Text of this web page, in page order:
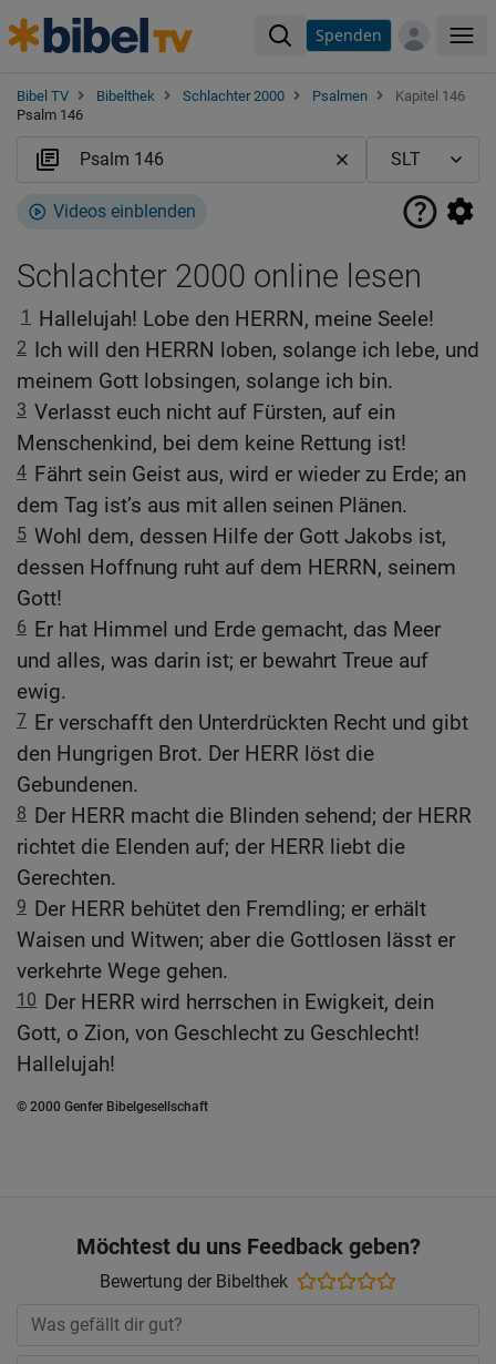
Spenden
Bibel TV Bibelthek Schlachter 2000 Psalmen
Kapitel 146
Psalm 146
Videos einblenden
Schlachter 2000 online lesen
1 Hallelujah! Lobe den HERRN, meine Seele!
2 Ich will den HERRN loben, solange ich lebe, und
meinem Gott lobsingen, solange ich bin.
3 Verlasst euch nicht auf Fürsten, auf ein
Menschenkind, bei dem keine Rettung ist!
4 Fährt sein Geist aus, wird er wieder zu Erde; an
dem Tag ist’s aus mit allen seinen Plänen.
5 Wohl dem, dessen Hilfe der Gott Jakobs ist,
dessen Hoffnung ruht auf dem HERRN, seinem
Gott!
6 Er hat Himmel und Erde gemacht, das Meer
und alles, was darin ist; er bewahrt Treue auf
ewig.
7 Er verschafft den Unterdrückten Recht und gibt
den Hungrigen Brot. Der HERR löst die
Gebundenen.
8 Der HERR macht die Blinden sehend; der HERR
richtet die Elenden auf; der HERR liebt die
Gerechten.
9 Der HERR behütet den Fremdling; er erhält
Waisen und Witwen; aber die Gottlosen lässt er
verkehrte Wege gehen.
10 Der HERR wird herrschen in Ewigkeit, dein
Gott, o Zion, von Geschlecht zu Geschlecht!
Hallelujah!
© 2000 Genfer Bibelgesellschaft
Möchtest du uns Feedback geben?
Bewertung der Bibelthek